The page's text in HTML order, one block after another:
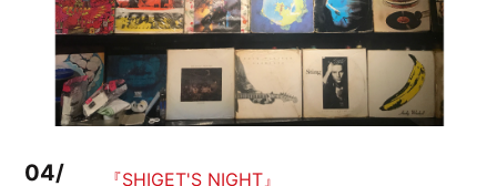
04/
『SHIGET'S NIGHT』